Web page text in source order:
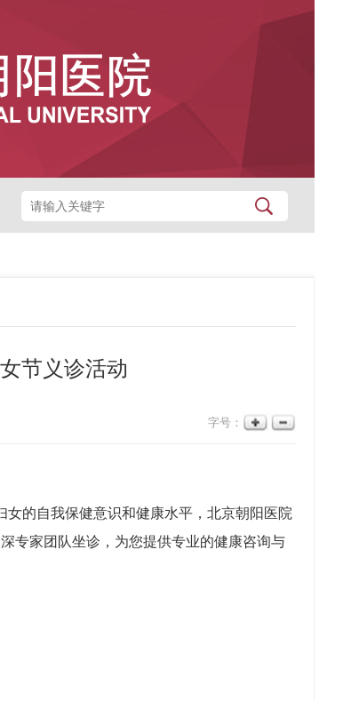
节义诊活动
字号：
的自我保健意识和健康水平，北京朝阳医院
专家团队坐诊，为您提供专业的健康咨询与